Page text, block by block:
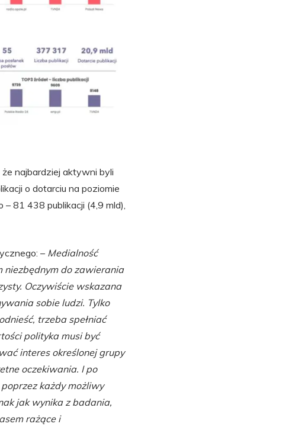
najbardziej aktywni byli
o dotarciu na poziomie
81 438 publikacji (4,9 mld),
– Medialność
niezbędnym do zawierania
Oczywiście wskazana
sobie ludzi. Tylko
trzeba spełniać
polityka musi być
interes określonej grupy
oczekiwania. I po
każdy możliwy
jak wynika z badania,
rażące i